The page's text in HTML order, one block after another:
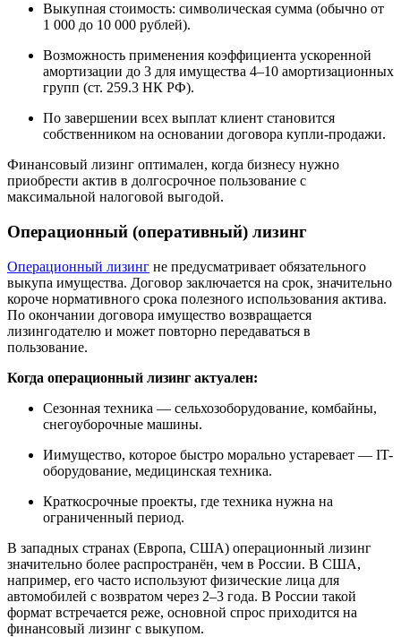
Выкупная стоимость: символическая сумма (обычно от
1 000 до 10 000 рублей).
Возможность применения коэффициента ускоренной
амортизации до 3 для имущества 4–10 амортизационных
групп (ст. 259.3 НК РФ).
По завершении всех выплат клиент становится
собственником на основании договора купли-продажи.
Финансовый лизинг оптимален, когда бизнесу нужно
приобрести актив в долгосрочное пользование с
максимальной налоговой выгодой.
Операционный (оперативный) лизинг
Операционный лизинг не предусматривает обязательного
выкупа имущества. Договор заключается на срок, значительно
короче нормативного срока полезного использования актива.
По окончании договора имущество возвращается
лизингодателю и может повторно передаваться в
пользование.
Когда операционный лизинг актуален:
Сезонная техника — сельхозоборудование, комбайны,
снегоуборочные машины.
Иимущество, которое быстро морально устаревает — IT-
оборудование, медицинская техника.
Краткосрочные проекты, где техника нужна на
ограниченный период.
В западных странах (Европа, США) операционный лизинг
значительно более распространён, чем в России. В США,
например, его часто используют физические лица для
автомобилей с возвратом через 2–3 года. В России такой
формат встречается реже, основной спрос приходится на
финансовый лизинг с выкупом.